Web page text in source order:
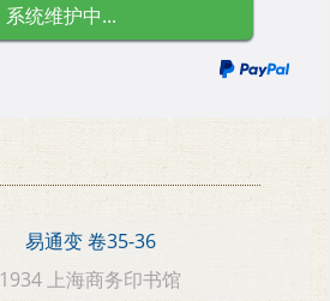
系统维护中...
易通变 卷35-36
1934 上海商务印书馆